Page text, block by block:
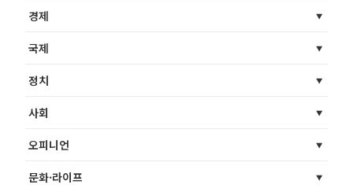
경제
국제
정치
사회
오피니언
문화·라이프